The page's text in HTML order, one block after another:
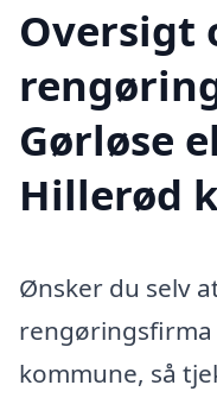
Oversigt
Gørløse
Hillerød
Ønsker du selv
rengøringsfirma
kommune, så